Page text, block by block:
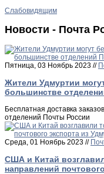
Слабовидящим
Новости - Почта
Пятница, 03 Ноябрь 2023 //
Жители Удмуртии
большинстве
Бесплатная доставка
отделений Почты России
Среда, 01 Ноябрь 2023 //
США и Китай
направлений